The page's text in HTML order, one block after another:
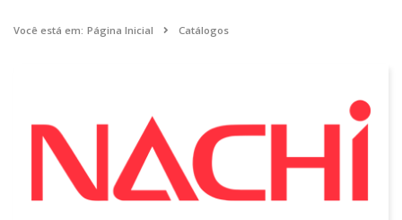
Você está em: Página Inicial Catálogos